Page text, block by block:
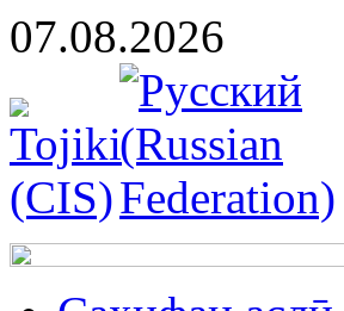
07.08.2026